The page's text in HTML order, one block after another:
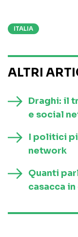
ITALIA
ALTRI
Draghi: il
e social
I politici
network
Quanti
casacca